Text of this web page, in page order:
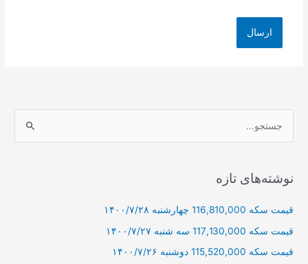
ب
ر
ا
نوشته‌های تازه
قیمت سکه 116,810,000 چهارشنبه ۱۴۰۰/۷/۲۸
قیمت سکه 117,130,000 سه شنبه ۱۴۰۰/۷/۲۷
قیمت سکه 115,520,000 دوشنبه ۱۴۰۰/۷/۲۶